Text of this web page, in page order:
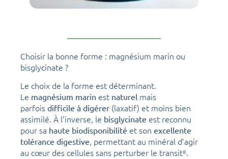
Choisir la bonne forme : magnésium marin ou
bisglycinate ?
Le choix de la forme est déterminant.
Le magnésium marin est naturel mais
parfois difficile à digérer (laxatif) et moins bien
assimilé. À l’inverse, le bisglycinate est reconnu
pour sa haute biodisponibilité et son excellente
tolérance digestive, permettant au minéral d’agir
au cœur des cellules sans perturber le transit⁸.